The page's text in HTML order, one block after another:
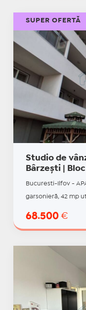
Studio de
Bârzești |
Bucuresti-Ilfov -
garsonieră, 42 mp
68.500 €
SUPER OFERTĂ